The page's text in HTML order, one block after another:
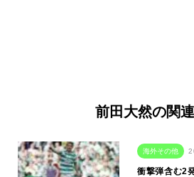
前田大然の関
海外その他
衝撃弾含む2